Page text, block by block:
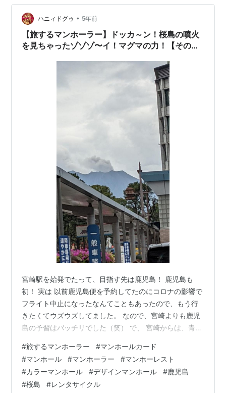
宿地区朝…
ハニィドグゥ • 5年前
【旅するマンホーラー】ドッカ～ン！桜島の噴火
を見ちゃったゾゾゾ〜イ！マグマの力！【その
宮崎駅を始発でたって、目指す先は鹿児島！ 鹿児島も
初！ 実は 以前鹿児島便を予約してたのにコロナの影響で
フライト中止になったなんてこともあったので、もう行
きたくてウズウズしてました。 なので、宮崎よりも鹿児
島の予習はバッチリでした（笑） で、 宮崎からは、青春
す。 その初日は、まず鹿児島中央、そして指宿、さらに
枕崎、その後は未定、そんな大雑把な計画。 鹿児島中央
辺りでは、マンホールカード。 指宿では、ポケモンマン
ホール。 枕崎では、マンホールカード。 がお目当てて
#旅するマンホーラー #マンホールカード
#マンホール #マンホーラー #マンホーレスト
#カラーマンホール #デザインマンホール #鹿児島
#桜島 #レンタサイクル